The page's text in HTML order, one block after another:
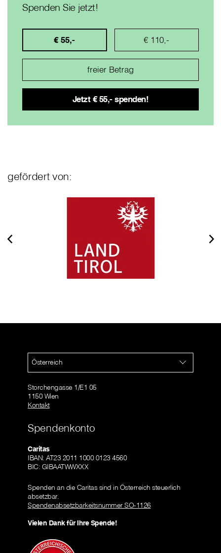
Spenden Sie jetzt!
€ 55,- € 110,-
gefördert von:
Österreich
Storchengasse 1/E1 05
1150 Wien
Kontakt
Spendenkonto
Caritas
IBAN: AT23 2011 1000 0123 4560
BIC: GIBAATWWXXX
Spenden an die Caritas sind in Österreich steuerlich
absetzbar.
Spendenabsetzbarkeitsnummer SO-1126
Vielen Dank für Ihre Spende!